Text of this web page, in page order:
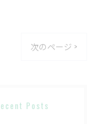
次のページ >
Posts